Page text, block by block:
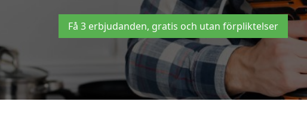
Få 3 erbjudanden, gratis och utan förpliktelser